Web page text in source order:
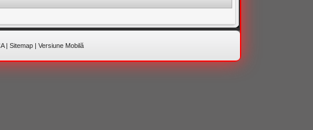
| Sitemap| Versiune Mobilă